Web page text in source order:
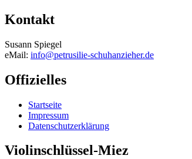
Kontakt
Susann Spiegel
eMail: info@petrusilie-schuhanzieher.de
Offizielles
Startseite
Impressum
Datenschutzerklärung
Violinschlüssel-Miez